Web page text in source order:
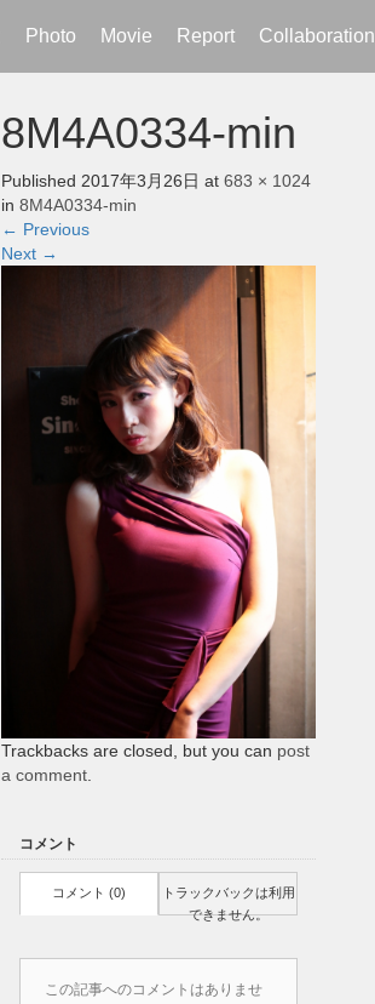
Photo Movie Report Collaboration
8M4A0334-min
Published 2017年3月26日 at 683 × 1024
in 8M4A0334-min
← Previous
Next →
Trackbacks are closed, but you can post
a comment
コメント
コメント (0)
トラックバックは利用
できません。
この記事へのコメントはありませ